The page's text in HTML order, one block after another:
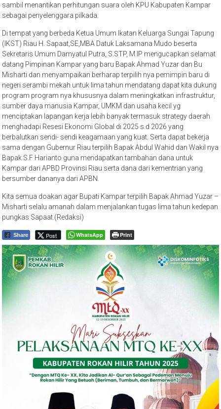
sambil menantikan perhitungan suara oleh KPU Kabupaten Kampar
sebagai penyelenggara pilkada.
Di tempat yang berbeda Ketua Umum Ikatan Keluarga Sungai Tapung
(IKST) Riau H. Sapaat,SE,MBA Datuk Laksamana Mudo beserta
Sekretaris Umum Damyatul Putra, S.STP, M.IP mengucapkan selamat
datang Pimpinan Kampar yang baru Bapak Ahmad Yuzar dan Bu
Misharti dan menyampaikan berharap terpilih nya pemimpin baru di
negeri serambi mekah untuk lima tahun mendatang dapat kita dukung
program program nya khususnya dalam meningkatkan infrastruktur,
sumber daya manusia Kampar, UMKM dan usaha kecil yg
menciptakan lapangan kerja lebih banyak termasuk strategy daerah
menghadapi Resesi Ekonomi Global di 2025 s.d 2026 yang
berbalutkan sendi- sendi keagamaan yang kuat. Serta dapat bekerja
sama dengan Gubernur Riau terpilih Bapak Abdul Wahid dan Wakil nya
Bapak S.F Harianto guna mendapatkan tambahan dana untuk
Kampar dari APBD Provinsi Riau serta dana dari kementrian yang
bersumber dananya dari APBN.
Kita semua doakan agar Bupati Kampar terpilih Bapak Ahmad Yuzar –
Misharti selalu amanah dalam menjalankan tugas lima tahun kedepan
pungkas Sapaat.(Redaksi)
Share Post WhatsApp Print